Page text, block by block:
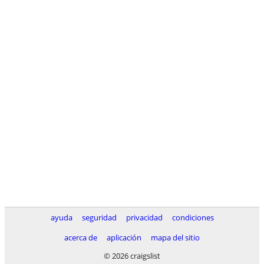
ayuda seguridad privacidad
condiciones
acerca de
aplicación
mapa del sitio
© 2026 craigslist